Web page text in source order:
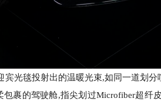
宾光毯投射出的温暖光束,如同一道划
包裹的驾驶舱,指尖划过Microfiber超纤